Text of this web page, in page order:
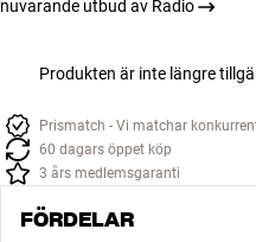
Bygg med ljud
nuvarande utbud av Radio
Produkten är inte längre
Prismatch - Vi matchar
60 dagars öppet köp
3 års medlemsgaranti
FÖRDELAR